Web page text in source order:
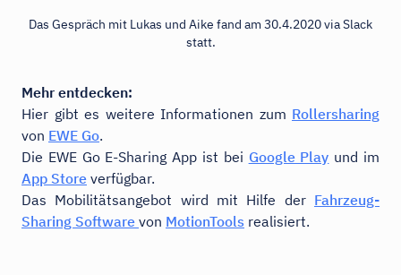
Das Gespräch mit Lukas und Aike fand am 30.4.2020 via Slack
statt.
Mehr entdecken:
Hier gibt es weitere Informationen zum Rollersharing
von EWE Go.
Die EWE Go E-Sharing App ist bei Google Play und im
App Store verfügbar.
Das Mobilitätsangebot wird mit Hilfe der Fahrzeug-
Sharing Software von MotionTools realisiert.